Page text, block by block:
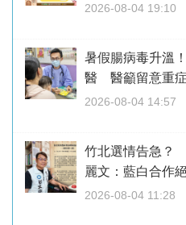
2026-08-04 19:10
暑假腸病毒升溫
醫 醫籲留意重
2026-08-04 14:57
竹北選情告急？
麗文：藍白合作
2026-08-04 11:28